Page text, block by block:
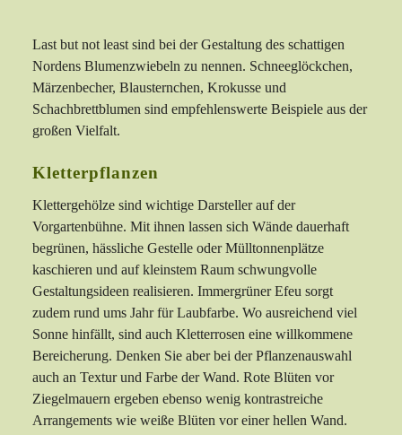
Last but not least sind bei der Gestaltung des schattigen
Nordens Blumenzwiebeln zu nennen. Schneeglöckchen,
Märzenbecher, Blausternchen, Krokusse und
Schachbrettblumen sind empfehlenswerte Beispiele aus der
großen Vielfalt.
Kletterpflanzen
Klettergehölze sind wichtige Darsteller auf der
Vorgartenbühne. Mit ihnen lassen sich Wände dauerhaft
begrünen, hässliche Gestelle oder Mülltonnenplätze
kaschieren und auf kleinstem Raum schwungvolle
Gestaltungsideen realisieren. Immergrüner Efeu sorgt
zudem rund ums Jahr für Laubfarbe. Wo ausreichend viel
Sonne hinfällt, sind auch Kletterrosen eine willkommene
Bereicherung. Denken Sie aber bei der Pflanzenauswahl
auch an Textur und Farbe der Wand. Rote Blüten vor
Ziegelmauern ergeben ebenso wenig kontrastreiche
Arrangements wie weiße Blüten vor einer hellen Wand.